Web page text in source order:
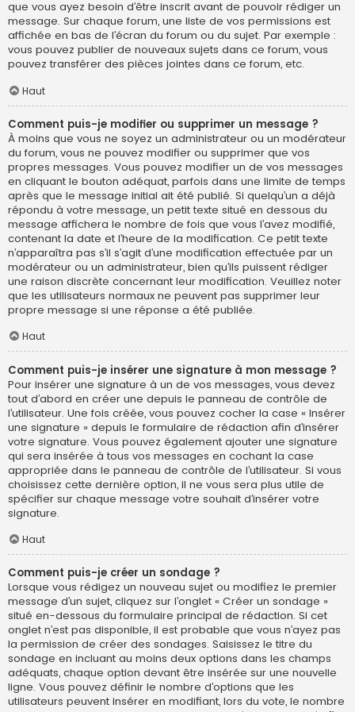
que vous ayez besoin d’être inscrit avant de pouvoir rédiger un
message. Sur chaque forum, une liste de vos permissions est
affichée en bas de l’écran du forum ou du sujet. Par exemple :
vous pouvez publier de nouveaux sujets dans ce forum, vous
pouvez transférer des pièces jointes dans ce forum, etc.
Haut
Comment puis-je modifier ou supprimer un message ?
À moins que vous ne soyez un administrateur ou un modérateur
du forum, vous ne pouvez modifier ou supprimer que vos
propres messages. Vous pouvez modifier un de vos messages
en cliquant le bouton adéquat, parfois dans une limite de temps
après que le message initial ait été publié. Si quelqu’un a déjà
répondu à votre message, un petit texte situé en dessous du
message affichera le nombre de fois que vous l’avez modifié,
contenant la date et l’heure de la modification. Ce petit texte
n’apparaîtra pas s’il s’agit d’une modification effectuée par un
modérateur ou un administrateur, bien qu’ils puissent rédiger
une raison discrète concernant leur modification. Veuillez noter
que les utilisateurs normaux ne peuvent pas supprimer leur
propre message si une réponse a été publiée.
Haut
Comment puis-je insérer une signature à mon message ?
Pour insérer une signature à un de vos messages, vous devez
tout d’abord en créer une depuis le panneau de contrôle de
l’utilisateur. Une fois créée, vous pouvez cocher la case « Insérer
une signature » depuis le formulaire de rédaction afin d’insérer
votre signature. Vous pouvez également ajouter une signature
qui sera insérée à tous vos messages en cochant la case
appropriée dans le panneau de contrôle de l’utilisateur. Si vous
choisissez cette dernière option, il ne vous sera plus utile de
spécifier sur chaque message votre souhait d’insérer votre
signature.
Haut
Comment puis-je créer un sondage ?
Lorsque vous rédigez un nouveau sujet ou modifiez le premier
message d’un sujet, cliquez sur l’onglet « Créer un sondage »
situé en-dessous du formulaire principal de rédaction. Si cet
onglet n’est pas disponible, il est probable que vous n’ayez pas
la permission de créer des sondages. Saisissez le titre du
sondage en incluant au moins deux options dans les champs
adéquats, chaque option devant être insérée sur une nouvelle
ligne. Vous pouvez définir le nombre d’options que les
utilisateurs peuvent insérer en modifiant, lors du vote, le nombre